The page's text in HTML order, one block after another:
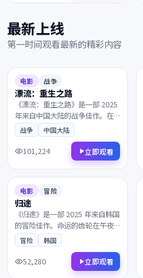
最新上线
第一时间观看最新的精彩内容
8.3
电影 战争
漂流：重生之路
《漂流：重生之路》是一部 2025
年来自中国大陆的战争佳作。在
一座被遗忘的小城里，所有线索
最终指向一个无法回避的抉择。
凭借出色的剧本与表演获得多项
国际奖项提名，影迷不容错过。
战争 中国大陆
101,224 立即观看
8.8
电影 冒险
归途
《归途》是一部 2025 年来自韩国
的冒险佳作。命运的齿轮在午夜
悄然转动，主角踏上一段关于救
赎与重生的旅程。兼具商业类型
片的爽感与艺术片的余韵，影迷
冒险 韩国
52,280 立即观看